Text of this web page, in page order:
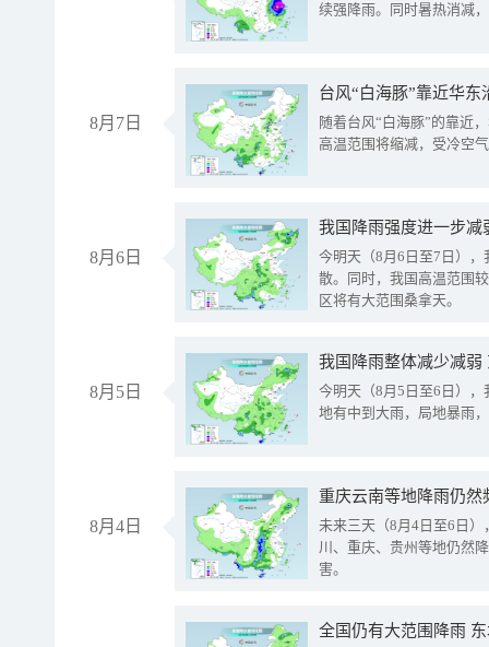
续强降雨。同时暑热消减
8月7日
台风“白海豚”靠近华
随着台风“白海豚”的靠近
高温范围将缩减，受冷空
8月6日
今明天（8月6日至7日）
散。同时，我国高温范围
区将有大范围桑拿天。
8月5日
我国降雨整体减少减弱
今明天（8月5日至6日）
地有中到大雨，局地暴雨
8月4日
重庆云南等地降雨仍然
未来三天（8月4日至6日
川、重庆、贵州等地仍然
害。
全国仍有大范围降雨